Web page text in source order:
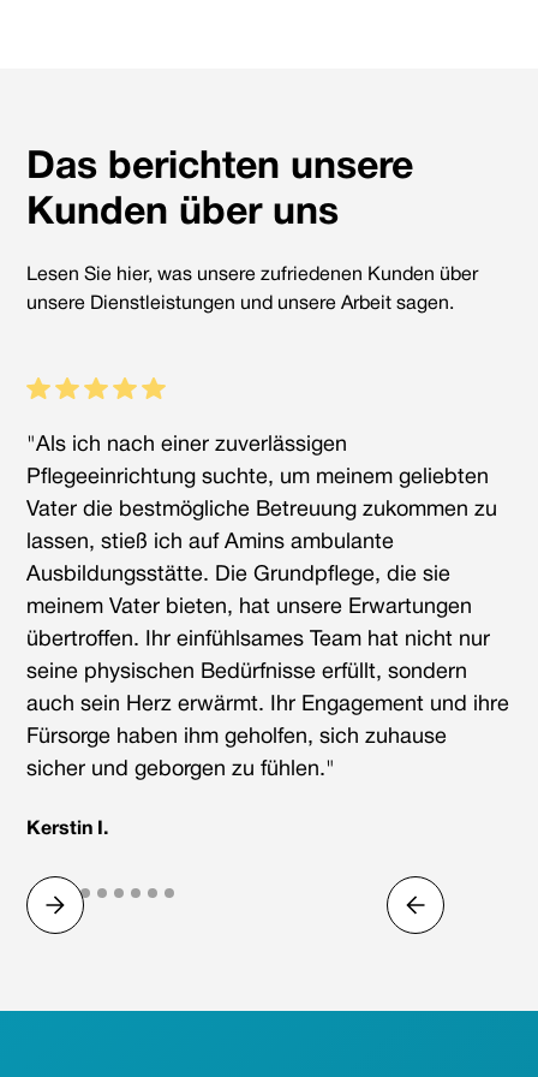
Das berichten unsere
Kunden über uns
Lesen Sie hier, was unsere zufriedenen Kunden über
unsere Dienstleistungen und unsere Arbeit sagen.
"Als ich nach einer zuverlässigen
Pflegeeinrichtung suchte, um meinem geliebten
Vater die bestmögliche Betreuung zukommen zu
lassen, stieß ich auf Amins ambulante
Ausbildungsstätte. Die Grundpflege, die sie
meinem Vater bieten, hat unsere Erwartungen
übertroffen. Ihr einfühlsames Team hat nicht nur
seine physischen Bedürfnisse erfüllt, sondern
auch sein Herz erwärmt. Ihr Engagement und ihre
Fürsorge haben ihm geholfen, sich zuhause
sicher und geborgen zu fühlen."
Kerstin I.